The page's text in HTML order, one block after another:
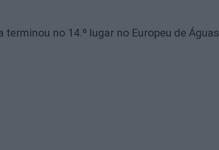
terminou no 14.º lugar no Europeu de Águas